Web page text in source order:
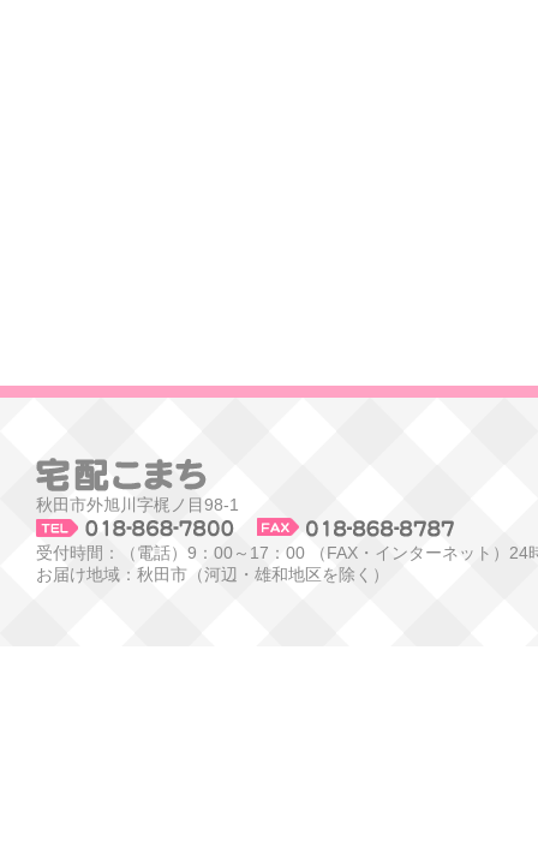
秋田市外旭川字梶ノ目98-1
受付時間：（電話）9：00～17：00 （FAX・インターネット）24
お届け地域：秋田市（河辺・雄和地区を除く）